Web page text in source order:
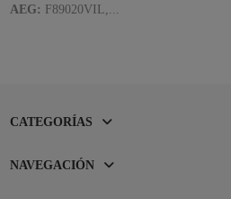
AEG: F89020VIL,...
CATEGORÍAS
NAVEGACIÓN